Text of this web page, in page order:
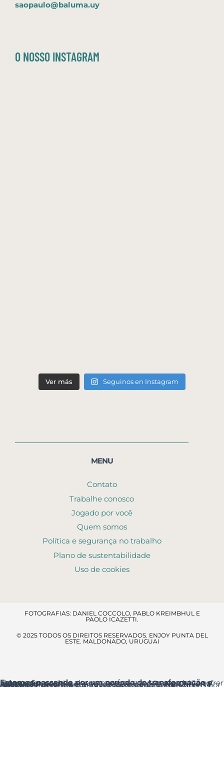
saopaulo@baluma.uy
O NOSSO INSTAGRAM
Ver más Seguinos en Instagram
MENU
Contato
Trabalhe conosco
Jogado por você
Quem somos
Política e segurança no trabalho
Plano de sustentabilidade
Uso de cookies
FOTOGRAFIAS: DANIEL COCCOLO, PABLO KREIMBHUL E
PAOLO ICAZETTI.
© 2025 TODOS OS DIREITOS RESERVADOS. ENJOY PUNTA DEL
ESTE. MALDONADO, URUGUAI
Estamos passando por um período de transformação e renovação
, por isso alguns espaços e serviços poderão sofrer ajustes temporários.
Acesso ao resort: a entrada principal é pelaAv. Chiverta
onde você encontrará a Recepção logo ao entrar.
Agradecemos a sua compreensão e pedimos desculpas por qualquer inconveniente que essas melhorias possam causar.